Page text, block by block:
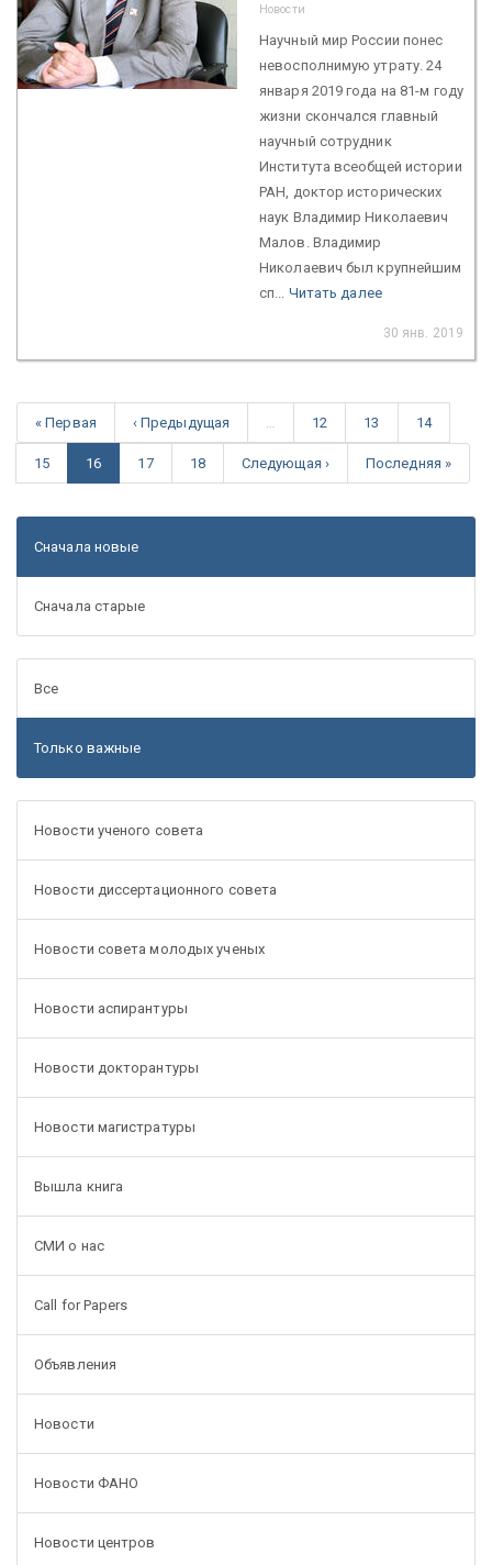
Новости
Научный мир России понес
невосполнимую утрату. 24
января 2019 года на 81-м году
жизни скончался главный
научный сотрудник
Института всеобщей истории
РАН, доктор исторических
наук Владимир Николаевич
Малов. Владимир
Николаевич был крупнейшим
сп... Читать далее
30 янв. 2019
« Первая ‹ Предыдущая 12 13 14
15 16 17 18 Следующая › Последняя »
Сначала новые
Сначала старые
Все
Только важные
Новости ученого совета
Новости диссертационного совета
Новости совета молодых ученых
Новости аспирантуры
Новости докторантуры
Новости магистратуры
Вышла книга
СМИ о нас
Call for Papers
Объявления
Новости
Новости ФАНО
Новости центров